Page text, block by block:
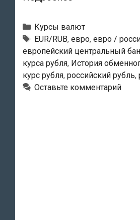
курса
EUR/RUB
(Евро/
Российский
рубль)
Рубрики
Курсы валют
Тэги
EUR/RUB, евро, евро /
европейский центральный
курса рубля, История
курс рубля, российский рубль,
Оставьте комментарий